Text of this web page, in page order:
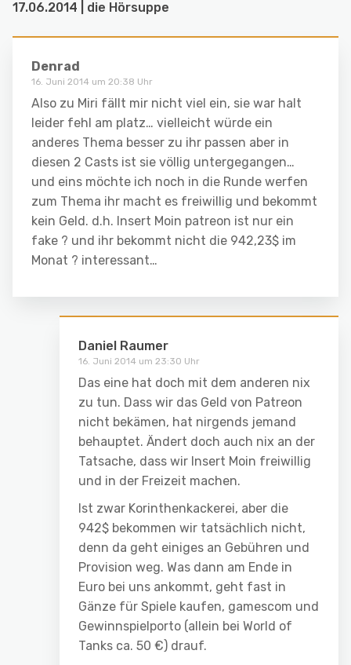
17.06.2014 | die Hörsuppe
Denrad
16. Juni 2014 um 20:38 Uhr
Also zu Miri fällt mir nicht viel ein, sie war halt
leider fehl am platz… vielleicht würde ein
anderes Thema besser zu ihr passen aber in
diesen 2 Casts ist sie völlig untergegangen…
und eins möchte ich noch in die Runde werfen
zum Thema ihr macht es freiwillig und bekommt
kein Geld. d.h. Insert Moin patreon ist nur ein
fake ? und ihr bekommt nicht die 942,23$ im
Monat ? interessant…
Daniel Raumer
16. Juni 2014 um 23:30 Uhr
Das eine hat doch mit dem anderen nix
zu tun. Dass wir das Geld von Patreon
nicht bekämen, hat nirgends jemand
behauptet. Ändert doch auch nix an der
Tatsache, dass wir Insert Moin freiwillig
und in der Freizeit machen.
Ist zwar Korinthenkackerei, aber die
942$ bekommen wir tatsächlich nicht,
denn da geht einiges an Gebühren und
Provision weg. Was dann am Ende in
Euro bei uns ankommt, geht fast in
Gänze für Spiele kaufen, gamescom und
Gewinnspielporto (allein bei World of
Tanks ca. 50 €) drauf.